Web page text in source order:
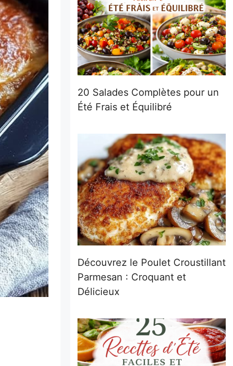
20 Salades Complètes pour un
Été Frais et Équilibré
Découvrez le Poulet Croustillant
Parmesan : Croquant et
Délicieux